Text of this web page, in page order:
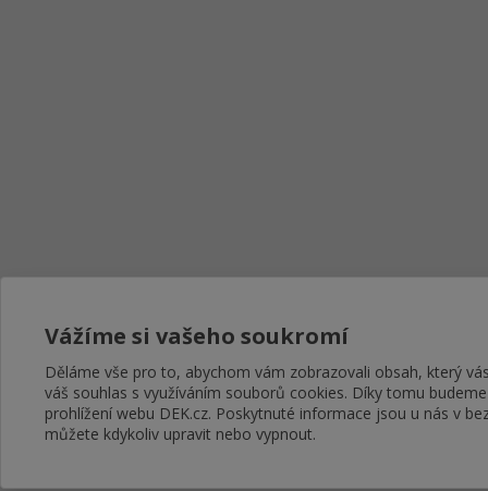
Vážíme si vašeho soukromí
Děláme vše pro to, abychom vám zobrazovali obsah, který
váš souhlas s využíváním souborů cookies. Díky tomu
prohlížení webu DEK.cz. Poskytnuté informace jsou u nás v
můžete kdykoliv upravit nebo vypnout.